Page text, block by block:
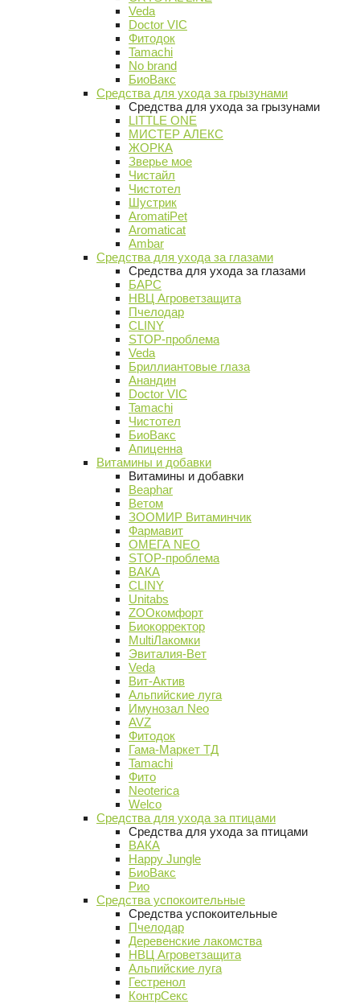
Veda
Doctor VIC
Фитодок
Tamachi
No brand
БиоВакс
Средства для ухода за грызунами
Средства для ухода за грызунами
LITTLE ONE
МИСТЕР АЛЕКС
ЖОРКА
Зверье мое
Чистайл
Чистотел
Шустрик
AromatiPet
Aromaticat
Ambar
Средства для ухода за глазами
Средства для ухода за глазами
БАРС
НВЦ Агроветзащита
Пчелодар
CLINY
STOP-проблема
Veda
Бриллиантовые глаза
Анандин
Doctor VIC
Tamachi
Чистотел
БиоВакс
Апиценна
Витамины и добавки
Витамины и добавки
Beaphar
Ветом
ЗООМИР Витаминчик
Фармавит
ОМЕГА NEO
STOP-проблема
ВАКА
CLINY
Unitabs
ZOOкомфорт
Биокорректор
MultiЛакомки
Эвиталия-Вет
Veda
Вит-Актив
Альпийские луга
Имунозал Neo
AVZ
Фитодок
Гама-Маркет ТД
Tamachi
Фито
Neoterica
Welco
Средства для ухода за птицами
Средства для ухода за птицами
ВАКА
Happy Jungle
БиоВакс
Рио
Средства успокоительные
Средства успокоительные
Пчелодар
Деревенские лакомства
НВЦ Агроветзащита
Альпийские луга
Гестренол
КонтрСекс